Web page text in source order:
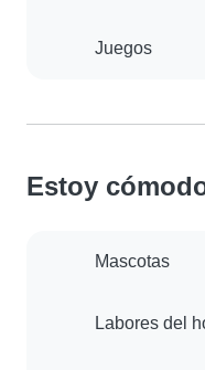
Juegos
Estoy
Mascotas
Labores del